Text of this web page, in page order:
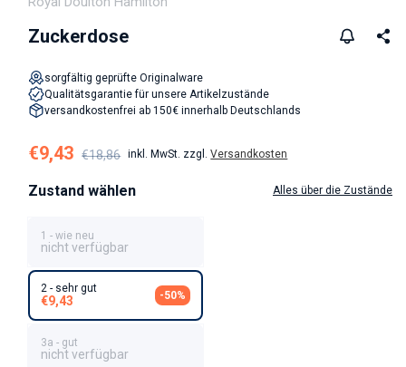
Zuckerdose
sorgfältig geprüfte Originalware
Qualitätsgarantie für unsere Artikelzustände
versandkostenfrei ab 150€ innerhalb Deutschlands
Verkaufspreis
€9,43 Normaler Preis
€18,86 inkl. MwSt. zzgl.Versandkosten
Zustand wählen Alles über die Zustände
1 - wie neu
nicht verfügbar
2 - sehr gut
€9,43 -50%
3a - gut
nicht verfügbar